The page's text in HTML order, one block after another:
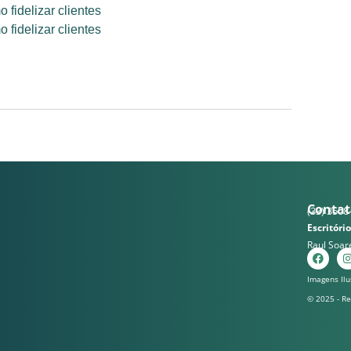
fidelizar clientes
fidelizar clientes
(33)
Raul
Imagens
© 2025 -